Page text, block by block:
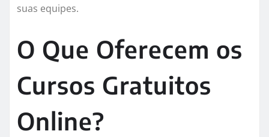
suas equipes.
O Que Oferecem os
Cursos Gratuitos
Online?